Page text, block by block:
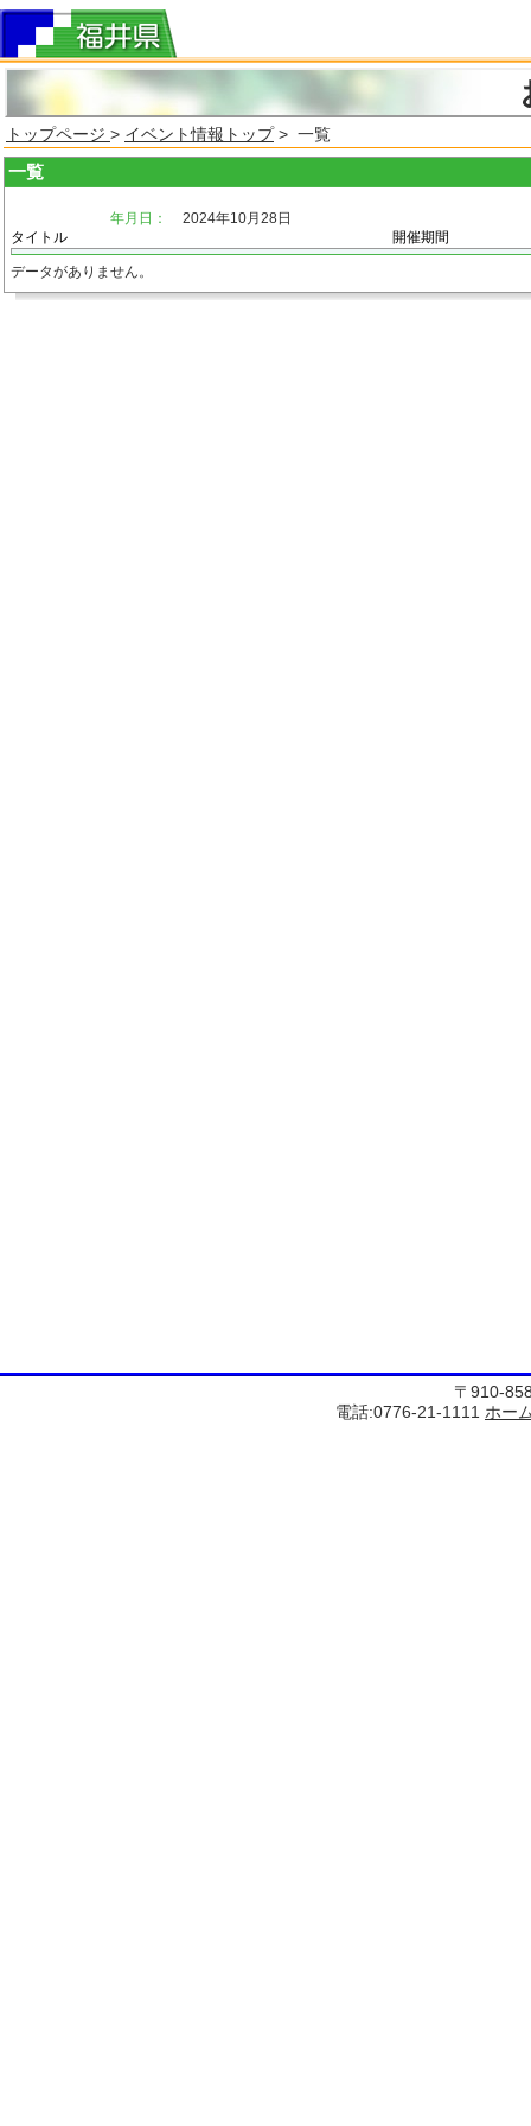
トップページ > イベント情報トップ> 一覧
一覧
年月日：
2024年10月28日
タイトル
開催期間
データがありません。
〒910-
電話:0776-21-1111 ホー